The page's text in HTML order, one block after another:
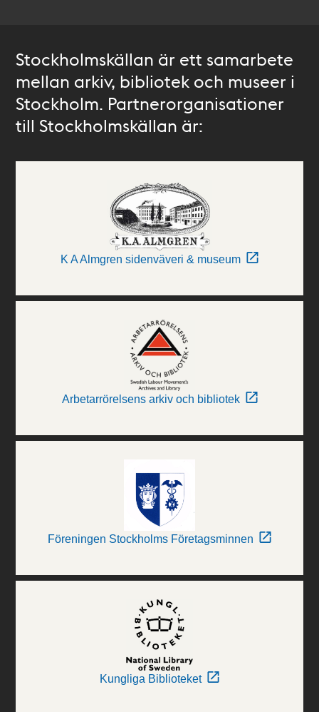
Stockholmskällan är ett samarbete
mellan arkiv, bibliotek och museer i
Stockholm. Partnerorganisationer
till Stockholmskällan är:
K A Almgren sidenväveri & museum
Arbetarrörelsens arkiv och bibliotek
Föreningen Stockholms Företagsminnen
Kungliga Biblioteket